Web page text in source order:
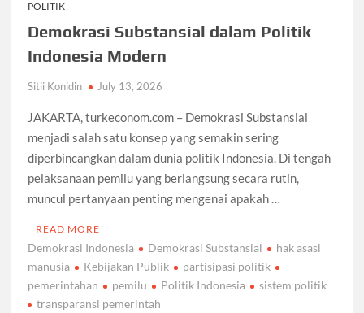
POLITIK
Demokrasi Substansial dalam Politik
Indonesia Modern
Sitii Konidin July 13, 2026
JAKARTA, turkeconom.com – Demokrasi Substansial
menjadi salah satu konsep yang semakin sering
diperbincangkan dalam dunia politik Indonesia. Di tengah
pelaksanaan pemilu yang berlangsung secara rutin,
muncul pertanyaan penting mengenai apakah …
READ MORE
Demokrasi Indonesia Demokrasi Substansial
hak asasi
manusia
Kebijakan Publik
partisipasi politik
pemerintahan
pemilu Politik Indonesia
sistem politik
transparansi pemerintah